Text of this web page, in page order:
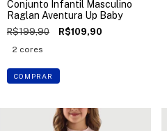
Conjunto Infantil Masculino
Raglan Aventura Up Baby
R$199,90 R$109,90
2 cores
COMPRAR